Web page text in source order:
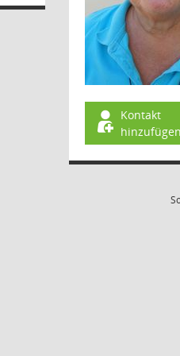
Kontakt
hinzufügen